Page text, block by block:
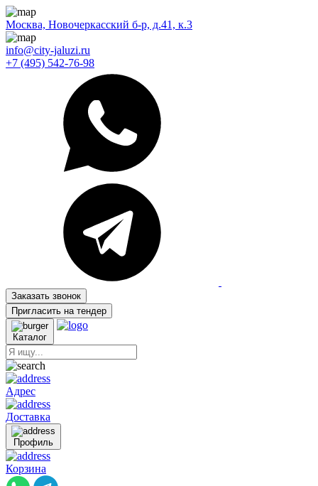
Москва, Новочеркасский б-р, д.41, к.3
info@city-jaluzi.ru
+7 (495) 542-76-98
Заказать звонок
Пригласить на тендер
Каталог
Адрес
Доставка
Профиль
Корзина